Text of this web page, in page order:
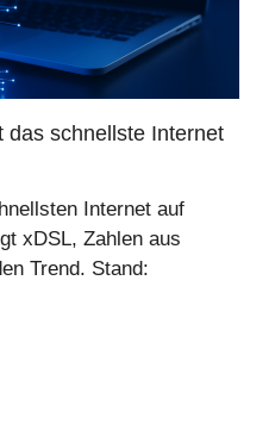
das schnellste Internet
Internet auf
xDSL, Zahlen aus
Trend. Stand: